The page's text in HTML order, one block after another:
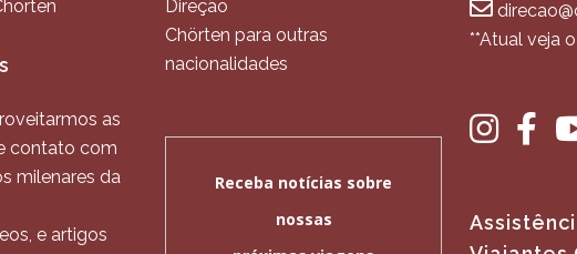
as
contato com
milenares da
e artigos
Direção
Chörten para outras
nacionalidades
**Atual veja